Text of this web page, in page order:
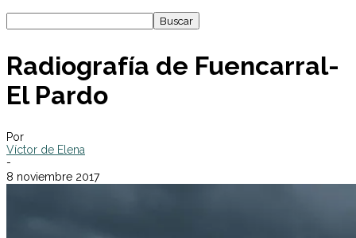
Radiografía de Fuencarral-
El Pardo
Por
Víctor de Elena
-
8 noviembre 2017